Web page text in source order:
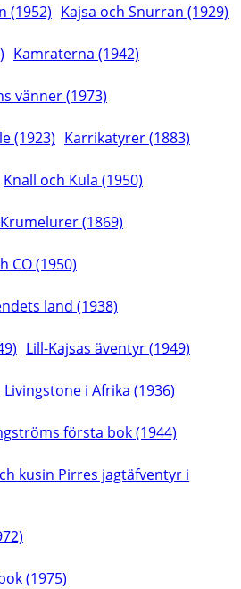
(1952) Kajsa och Snurran (1929)
Kamraterna (1942)
vänner (1973)
(1923) Karrikatyrer (1883)
Knall och Kula (1950)
Krumelurer (1869)
CO (1950)
land (1938)
Lill-Kajsas äventyr (1949)
Livingstone i Afrika (1936)
första bok (1944)
kusin Pirres jagtäfventyr i
(1975)